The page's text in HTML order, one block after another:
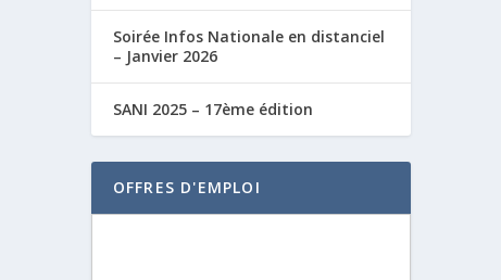
Soirée Infos Nationale en distanciel
– Janvier 2026
SANI 2025 – 17ème édition
OFFRES D'EMPLOI